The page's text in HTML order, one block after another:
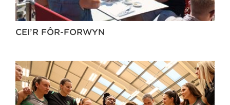
CEI’R FÔR-FORWYN